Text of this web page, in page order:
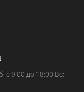
с 9:00 до 18:00 Вс: